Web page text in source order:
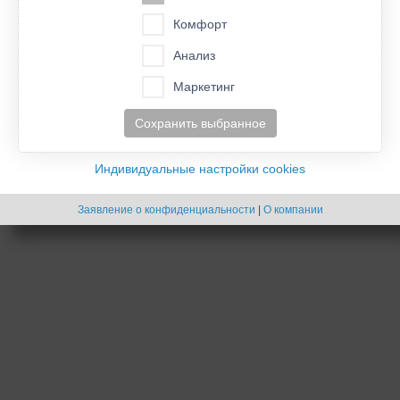
phpBB® Forum Software © phpBB Limited
Русская поддержка phpBB
Комфорт
Анализ
Маркетинг
Сохранить выбранное
Индивидуальные настройки cookies
Заявление о конфиденциальности О компании